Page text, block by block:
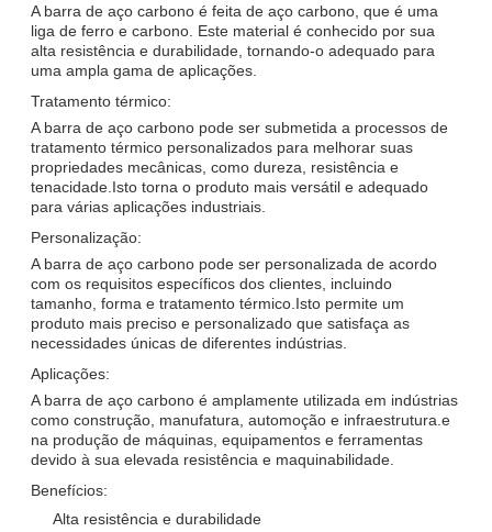
A barra de aço carbono é feita de aço carbono, que é uma
liga de ferro e carbono. Este material é conhecido por sua
alta resistência e durabilidade, tornando-o adequado para
uma ampla gama de aplicações.
Tratamento térmico:
A barra de aço carbono pode ser submetida a processos de
tratamento térmico personalizados para melhorar suas
propriedades mecânicas, como dureza, resistência e
tenacidade.Isto torna o produto mais versátil e adequado
para várias aplicações industriais.
Personalização:
A barra de aço carbono pode ser personalizada de acordo
com os requisitos específicos dos clientes, incluindo
tamanho, forma e tratamento térmico.Isto permite um
produto mais preciso e personalizado que satisfaça as
necessidades únicas de diferentes indústrias.
Aplicações:
A barra de aço carbono é amplamente utilizada em indústrias
como construção, manufatura, automoção e infraestrutura.e
na produção de máquinas, equipamentos e ferramentas
devido à sua elevada resistência e maquinabilidade.
Benefícios:
Alta resistência e durabilidade